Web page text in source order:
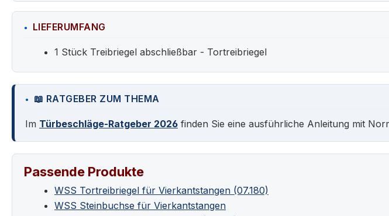
LIEFERUMFANG
1 Stück Treibriegel abschließbar - Tortreibriegel
📖 RATGEBER ZUM THEMA
Im Türbeschläge-Ratgeber 2026 finden Sie eine ausführliche Anleitung mit
Passende Produkte
WSS Tortreibriegel für Vierkantstangen (07.180)
WSS Steinbuchse für Vierkantstangen